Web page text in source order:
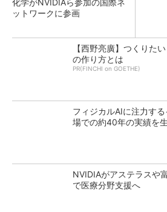
化学がNVIDIAら参加の国際ネ
ットワークに参画
【西野亮廣】つくりた
の作り方とは
PR(FINCHI on GOETHE)
フィジカルAIに注力す
場での約40年の実績を
NVIDIAがアステラスや
で医療分野支援へ